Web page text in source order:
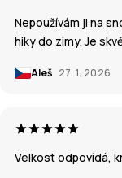
Nepoužívám ji na
hiky do zimy. Je
Aleš 27. 1. 2026
Velkost odpovídá,